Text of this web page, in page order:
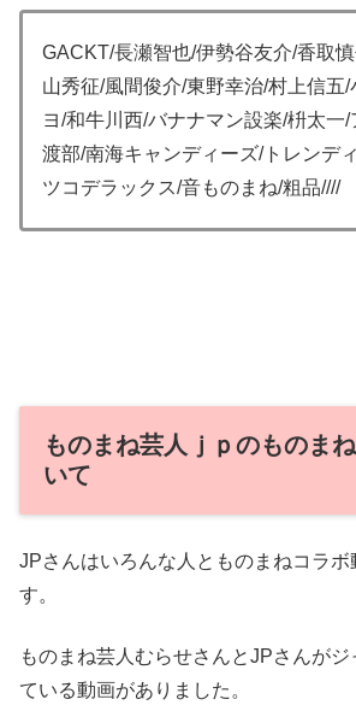
GACKT/長瀬智也/伊勢谷友介/香取
山秀征/風間俊介/東野幸治/村上信五
ヨ/和牛川西/バナナマン設楽/枡太一/
渡部/南海キャンディーズ/トレンデ
ツコデラックス/音ものまね/粗品////
ものまね芸人ｊｐのものま
いて
JPさんはいろんな人とものまねコラボ
す。
ものまね芸人むらせさんとJPさんが
ている動画がありました。